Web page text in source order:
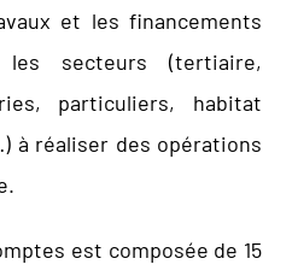
et les financements
secteurs (tertiaire,
particuliers, habitat
à réaliser des opérations
est composée de 15